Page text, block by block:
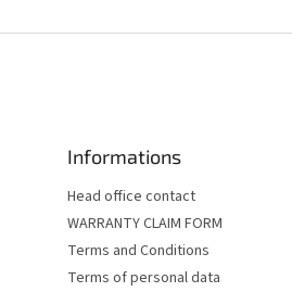
Informations
Head office contact
WARRANTY CLAIM FORM
Terms and Conditions
Terms of personal data